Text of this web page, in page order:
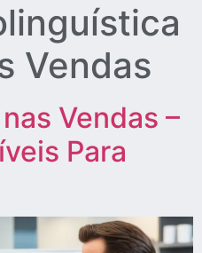
Vendas
Vendas –
Para